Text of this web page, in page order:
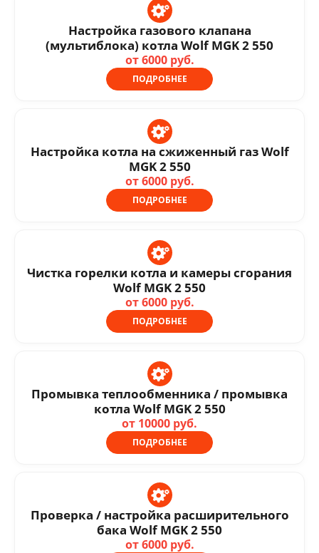
Настройка газового клапана
(мультиблока) котла Wolf MGK 2 550
от 6000 руб.
ПОДРОБНЕЕ
Настройка котла на сжиженный газ Wolf
MGK 2 550
от 6000 руб.
ПОДРОБНЕЕ
Чистка горелки котла и камеры сгорания
Wolf MGK 2 550
от 6000 руб.
ПОДРОБНЕЕ
Промывка теплообменника / промывка
котла Wolf MGK 2 550
от 10000 руб.
ПОДРОБНЕЕ
Проверка / настройка расширительного
бака Wolf MGK 2 550
от 6000 руб.